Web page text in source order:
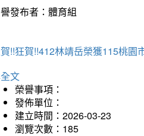
發布者：體育組
!!狂賀!!412林靖岳榮獲115桃園
文
榮譽事項：
發佈單位：
建立時間：2026-03-23
瀏覽次數：185